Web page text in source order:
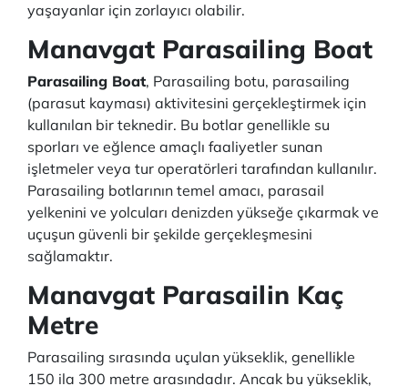
yaşayanlar için zorlayıcı olabilir.
Manavgat Parasailing Boat
Parasailing Boat, Parasailing botu, parasailing
(parasut kayması) aktivitesini gerçekleştirmek için
kullanılan bir teknedir. Bu botlar genellikle su
sporları ve eğlence amaçlı faaliyetler sunan
işletmeler veya tur operatörleri tarafından kullanılır.
Parasailing botlarının temel amacı, parasail
yelkenini ve yolcuları denizden yükseğe çıkarmak ve
uçuşun güvenli bir şekilde gerçekleşmesini
sağlamaktır.
Manavgat Parasailin Kaç
Metre
Parasailing sırasında uçulan yükseklik, genellikle
150 ila 300 metre arasındadır. Ancak bu yükseklik,